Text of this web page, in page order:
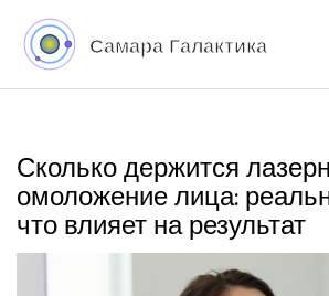
Сколько держится
омоложение лица:
что влияет на результат